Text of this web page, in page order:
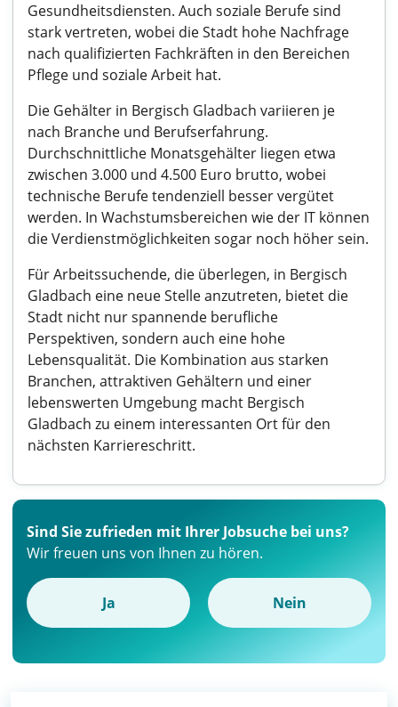
Gesundheitsdiensten. Auch soziale Berufe sind
stark vertreten, wobei die Stadt hohe Nachfrage
nach qualifizierten Fachkräften in den Bereichen
Pflege und soziale Arbeit hat.
Die Gehälter in Bergisch Gladbach variieren je
nach Branche und Berufserfahrung.
Durchschnittliche Monatsgehälter liegen etwa
zwischen 3.000 und 4.500 Euro brutto, wobei
technische Berufe tendenziell besser vergütet
werden. In Wachstumsbereichen wie der IT können
die Verdienstmöglichkeiten sogar noch höher sein.
Für Arbeitssuchende, die überlegen, in Bergisch
Gladbach eine neue Stelle anzutreten, bietet die
Stadt nicht nur spannende berufliche
Perspektiven, sondern auch eine hohe
Lebensqualität. Die Kombination aus starken
Branchen, attraktiven Gehältern und einer
lebenswerten Umgebung macht Bergisch
Gladbach zu einem interessanten Ort für den
nächsten Karriereschritt.
Sind Sie zufrieden mit Ihrer Jobsuche bei uns?
Wir freuen uns von Ihnen zu hören.
Ja Nein